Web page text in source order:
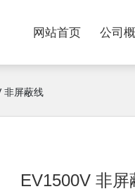
网站首页 公司
非屏蔽线
EV1500V 非屏